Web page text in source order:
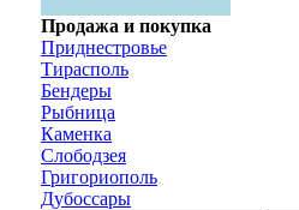
Продажа и покупка
Приднестровье
Тирасполь
Бендеры
Рыбница
Каменка
Слободзея
Григориополь
Дубоссары